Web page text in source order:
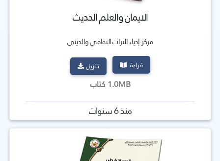
الايمان والعلم الحديث
مركز إحياء التراث الثقافي والديني
قراءة تنزيل
1.0MB كتاب
منذ 6 سنوات